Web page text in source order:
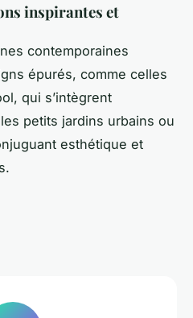
inspirantes et
contemporaines
épurés, comme celles
qui s’intègrent
petits jardins urbains ou
esthétique et